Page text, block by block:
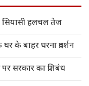
सियासी हलचल तेज
के बाहर धरना प्रदर्शन
सरकार का प्रतिबंध